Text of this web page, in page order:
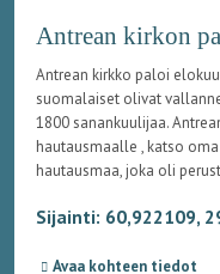
Antrean kirkon
Antrean kirkko paloi
suomalaiset olivat
1800 sanankuulijaa.
hautausmaalle , katso
hautausmaa, joka oli
Sijainti: 60,922109,
Avaa kohteen tiedot